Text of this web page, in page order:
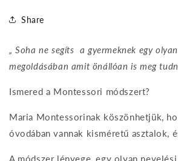
Share
„ Soha ne segíts a gyermeknek egy
megoldásában amit önállóan is meg
Ismered a Montessori módszert?
Maria Montessorinak köszönhetjük,
óvodában vannak kisméretű asztalok,
A módszer lényege, egy olyan